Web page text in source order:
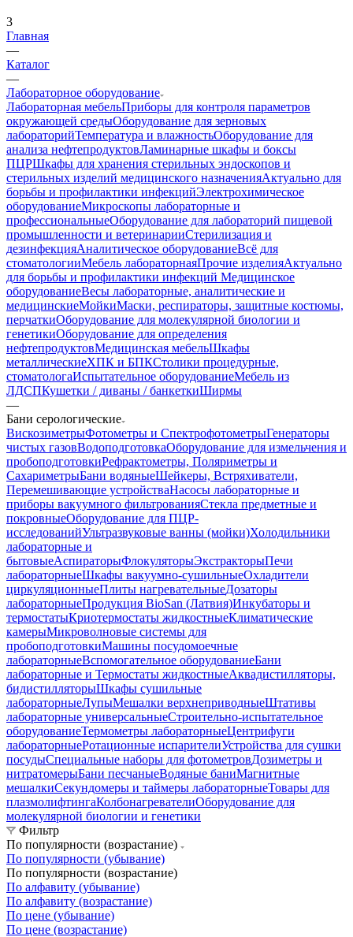
3
Главная
—
Каталог
—
Лабораторное оборудование
Лабораторная мебельПриборы для контроля параметров
окружающей средыОборудование для зерновых
лабораторийТемпература и влажностьОборудование для
анализа нефтепродуктовЛаминарные шкафы и боксы
ПЦРШкафы для хранения стерильных эндоскопов и
стерильных изделий медицинского назначенияАктуально для
борьбы и профилактики инфекцийЭлектрохимическое
оборудованиеМикроскопы лабораторные и
профессиональныеОборудование для лабораторий пищевой
промышленности и ветеринарииСтерилизация и
дезинфекцияАналитическое оборудованиеВсё для
стоматологииМебель лабораторнаяПрочие изделияАктуально
для борьбы и профилактики инфекций Медицинское
оборудованиеВесы лабораторные, аналитические и
медицинскиеМойкиМаски, респираторы, защитные костюмы,
перчаткиОборудование для молекулярной биологии и
генетикиОборудование для определения
нефтепродуктовМедицинская мебельШкафы
металлическиеХПК и БПКСтолики процедурные,
стоматологаИспытательное оборудованиеМебель из
ЛДСПКушетки / диваны / банкеткиШирмы
—
Бани серологические
ВискозиметрыФотометры и СпектрофотометрыГенераторы
чистых газовВодоподготовкаОборудование для измельчения и
пробоподготовкиРефрактометры, Поляриметры и
СахариметрыБани водяныеШейкеры, Встряхиватели,
Перемешивающие устройстваНасосы лабораторные и
приборы вакуумного фильтрованияСтекла предметные и
покровныеОборудование для ПЦР-
исследованийУльтразвуковые ванны (мойки)Холодильники
лабораторные и
бытовыеАспираторыФлокуляторыЭкстракторыПечи
лабораторныеШкафы вакуумно-сушильныеОхладители
циркуляционныеПлиты нагревательныеДозаторы
лабораторныеПродукция BioSan (Латвия)Инкубаторы и
термостатыКриотермостаты жидкостныеКлиматические
камерыМикроволновые системы для
пробоподготовкиМашины посудомоечные
лабораторныеВспомогательное оборудованиеБани
лабораторные и Термостаты жидкостныеАквадистилляторы,
бидистилляторыШкафы сушильные
лабораторныеЛупыМешалки верхнеприводныеШтативы
лабораторные универсальныеСтроительно-испытательное
оборудованиеТермометры лабораторныеЦентрифуги
лабораторныеРотационные испарителиУстройства для сушки
посудыСпециальные наборы для фотометровДозиметры и
нитратомерыБани песчаныеВодяные баниМагнитные
мешалкиСекундомеры и таймеры лабораторныеТовары для
плазмолифтингаКолбонагревателиОборудование для
молекулярной биологии и генетики
Фильтр
По популярности (возрастание)
По популярности (убывание)
По популярности (возрастание)
По алфавиту (убывание)
По алфавиту (возрастание)
По цене (убывание)
По цене (возрастание)